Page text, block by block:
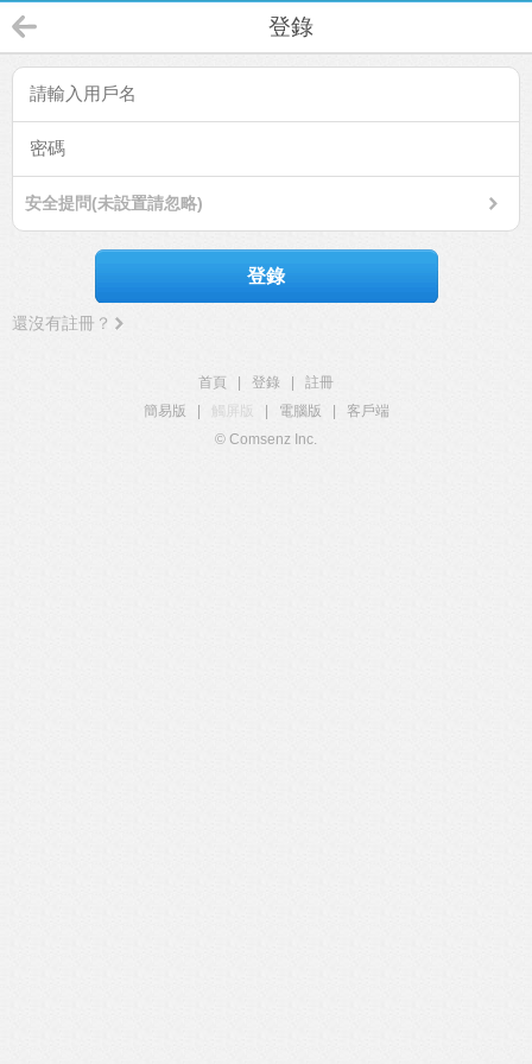
登錄
安全提問(未設置請忽略)
登錄
還沒有註冊？
首頁 登錄
註冊
簡易版
觸屏版 電腦版
客戶端
© Comsenz Inc.